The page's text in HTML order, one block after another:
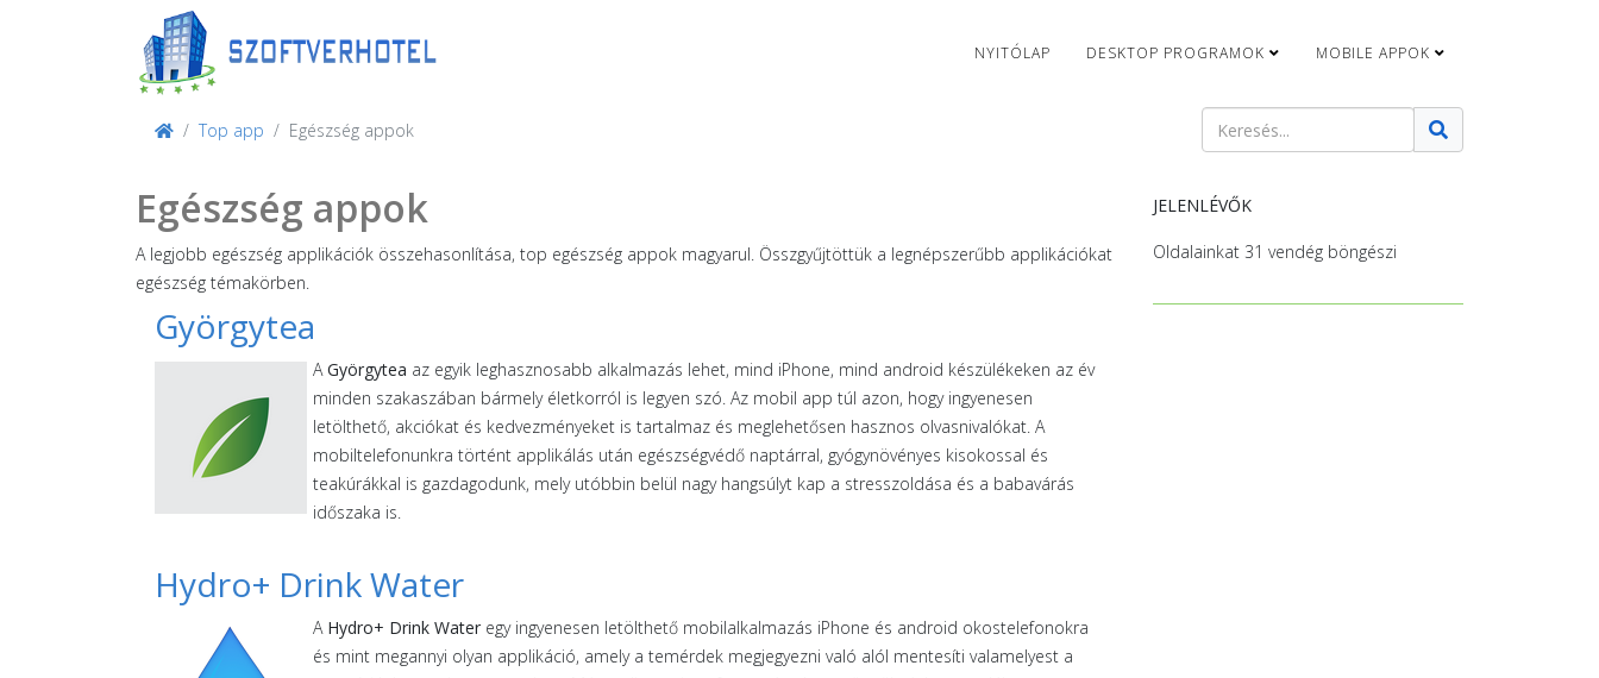
NYITÓLAP DESKTOP PROGRAMOK MOBILE APPOK
Top app Egészség appok
Keresés
Egészség appok
A legjobb egészség applikációk összehasonlítása, top egészség appok magyarul. Összgyűjtöttük a legnépszerűbb applikációkat
egészség témakörben.
Györgytea
AGyörgytea az egyik leghasznosabb alkalmazás lehet, mind iPhone, mind android készülékeken az év
minden szakaszában bármely életkorról is legyen szó. Az mobil app túl azon, hogy ingyenesen
letölthető, akciókat és kedvezményeket is tartalmaz és meglehetősen hasznos olvasnivalókat. A
mobiltelefonunkra történt applikálás után egészségvédő naptárral, gyógynövényes kisokossal és
teakúrákkal is gazdagodunk, mely utóbbin belül nagy hangsúlyt kap a stresszoldása és a babavárás
időszaka is.
Hydro+ Drink Water
A Hydro+ Drink Water egy ingyenesen letölthető mobilalkalmazás iPhone és android okostelefonokra
és mint megannyi olyan applikáció, amely a temérdek megjegyezni való alól mentesíti valamelyest a
JELENLÉVŐK
Oldalainkat 31 vendég böngészi